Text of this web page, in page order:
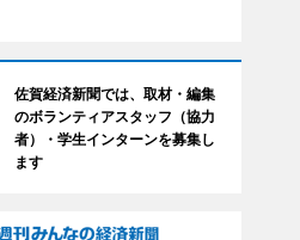
佐賀経済新聞では、取材・編集
のボランティアスタッフ（協力
者）・学生インターンを募集し
ます